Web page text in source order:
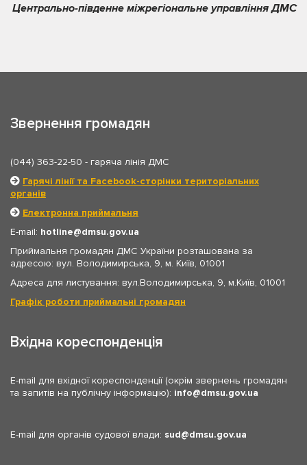
Центрально-південне міжрегіональне управління ДМС
Звернення громадян
(044) 363-22-50 - гаряча лінія ДМС
Гарячі лінії та Facebook-сторінки територіальних
органів
Електронна приймальня
E-mail: hotline
dmsu.gov.ua
Приймальня громадян ДМС України розташована за
адресою: вул. Володимирська, 9, м. Київ, 01001
Адреса для листування: вул.Володимирська, 9, м.Київ, 01001
Графік роботи приймальні громадян
Вхідна кореспонденція
E-mail для вхідної кореспонденції (окрім звернень громадян
та запитів на публічну інформацію): info dmsu.gov.ua
E-mail для органів судової влади: sud dmsu.gov.ua